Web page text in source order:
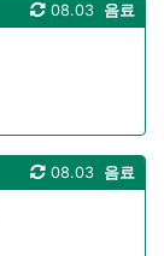
음료
08.03
음료
08.03